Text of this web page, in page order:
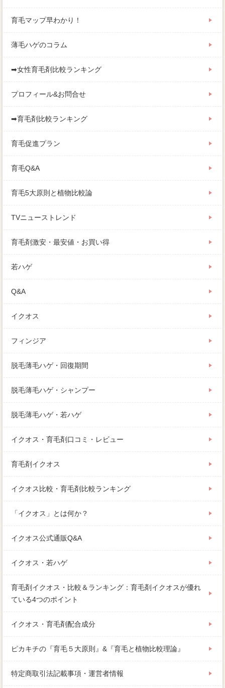
育毛マップ早わかり！
薄毛ハゲのコラム
➡女性育毛剤比較ランキング
プロフィール&お問合せ
➡育毛剤比較ランキング
育毛促進プラン
育毛Q&A
育毛5大原則と植物比較論
TVニューストレンド
育毛剤激安・最安値・お買い得
若ハゲ
Q&A
イクオス
フィンジア
脱毛薄毛ハゲ・回復期間
脱毛薄毛ハゲ・シャンプー
脱毛薄毛ハゲ・若ハゲ
イクオス・育毛剤口コミ・レビュー
育毛剤イクオス
イクオス比較・育毛剤比較ランキング
「イクオス」とは何か？
イクオス公式通販Q&A
イクオス・若ハゲ
育毛剤イクオス・比較＆ランキング：育毛剤イクオスが優れ
ている4つのポイント
イクオス・育毛剤配合成分
ピカキチの『育毛５大原則』&『育毛と植物比較理論』
特定商取引法記載事項・運営者情報